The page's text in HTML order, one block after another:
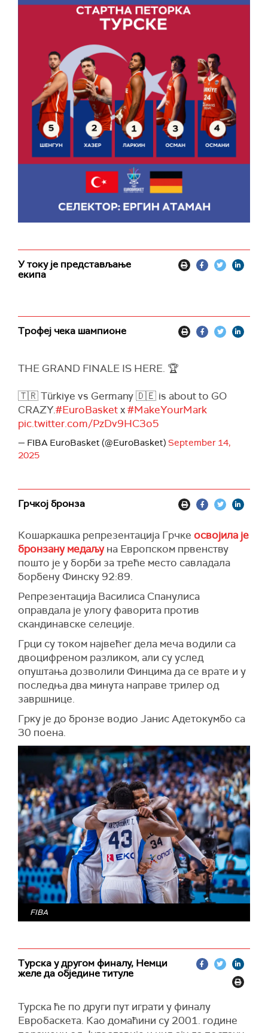
У току је представљање
екипа
Трофеј чека шампионе
THE GRAND FINALE IS HERE. 🏆
🇹🇷 Türkiye vs Germany 🇩🇪 is about to GO
CRAZY.#EuroBasketx#MakeYourMark
pic.twitter.com/PzDv9HC3o5
— FIBA EuroBasket (@EuroBasket) September 14,
2025
Грчкој бронза
Кошаркашка репрезентација Грчке освојила је
бронзану медаљу на Европском првенству
пошто је у борби за треће место савладала
борбену Финску 92:89.
Репрезентација Василиса Спанулиса
оправдала је улогу фаворита против
скандинавске селеције.
Грци су током највећег дела меча водили са
двоцифреном разликом, али су услед
опуштања дозволили Финцима да се врате и у
последња два минута направе трилер од
завршнице.
Грку је до бронзе водио Јанис Адетокумбо са
30 поена.
FIBA
Турска у другом финалу, Немци
желе да обједине титуле
Турска ће по други пут играти у финалу
Евробаскета. Као домаћини су 2001. године